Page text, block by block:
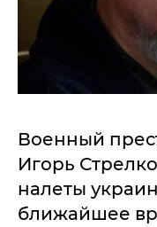
Военный
Игорь
налеты
ближайшее